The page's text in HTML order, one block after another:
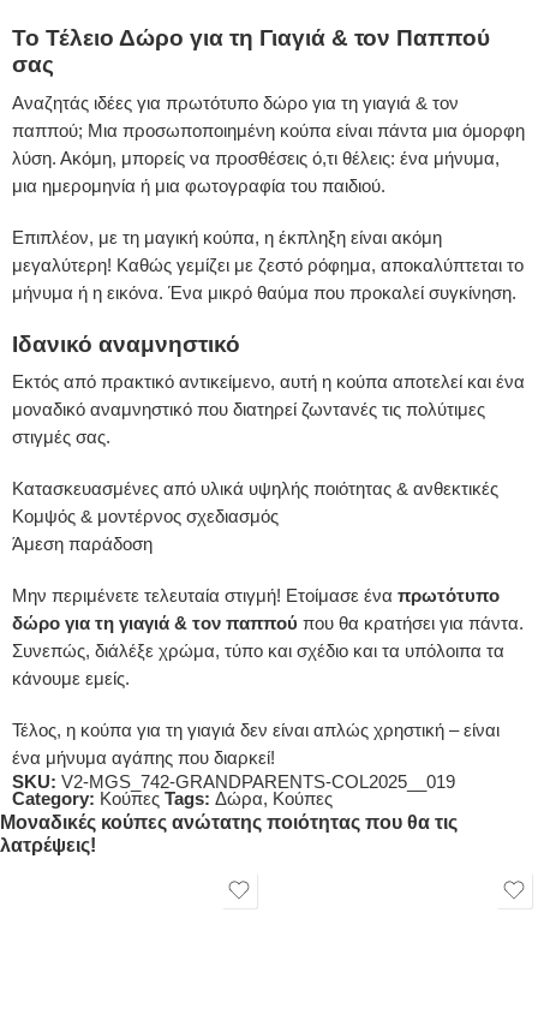
Το Τέλειο Δώρο για τη Γιαγιά & τον Παππού
σας
Αναζητάς ιδέες για πρωτότυπο δώρο για τη γιαγιά & τον
παππού; Μια προσωποποιημένη κούπα είναι πάντα μια όμορφη
λύση. Ακόμη, μπορείς να προσθέσεις ό,τι θέλεις: ένα μήνυμα,
μια ημερομηνία ή μια φωτογραφία του παιδιού.
Επιπλέον, με τη μαγική κούπα, η έκπληξη είναι ακόμη
μεγαλύτερη! Καθώς γεμίζει με ζεστό ρόφημα, αποκαλύπτεται το
μήνυμα ή η εικόνα. Ένα μικρό θαύμα που προκαλεί συγκίνηση.
Ιδανικό αναμνηστικό
Εκτός από πρακτικό αντικείμενο, αυτή η κούπα αποτελεί και ένα
μοναδικό αναμνηστικό που διατηρεί ζωντανές τις πολύτιμες
στιγμές σας.
Κατασκευασμένες από υλικά υψηλής ποιότητας & ανθεκτικές
Κομψός & μοντέρνος σχεδιασμός
Άμεση παράδοση
Μην περιμένετε τελευταία στιγμή! Ετοίμασε ένα πρωτότυπο
δώρο για τη γιαγιά & τον παππού που θα κρατήσει για πάντα.
Συνεπώς, διάλέξε χρώμα, τύπο και σχέδιο και τα υπόλοιπα τα
κάνουμε εμείς.
Τέλος, η κούπα για τη γιαγιά δεν είναι απλώς χρηστική – είναι
ένα μήνυμα αγάπης που διαρκεί!
SKU: V2-MGS_742-GRANDPARENTS-COL2025__019
Category: Κούπες Tags: Δώρα, Κούπες
Μοναδικές κούπες ανώτατης ποιότητας που θα τις
λατρέψεις!